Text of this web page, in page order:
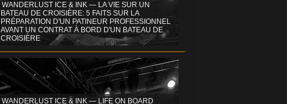
WANDERLUST ICE & INK — LA VIE SUR UN
BATEAU DE CROISIÈRE: 5 FAITS SUR LA
PRÉPARATION D'UN PATINEUR PROFESSIONNEL
AVANT UN CONTRAT À BORD D'UN BATEAU DE
CROISIÈRE
WANDERLUST ICE & INK — LIFE ON BOARD